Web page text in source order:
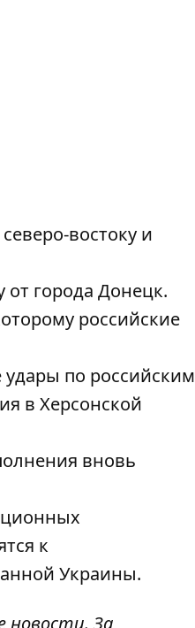
востоку и
от города Донецк.
российские
по российским
в Херсонской
вновь
к
Украины.
новости. За